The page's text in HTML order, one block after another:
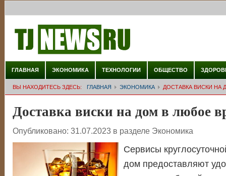
ГЛАВНАЯ ЭКОНОМИКА ТЕХНОЛОГИИ ОБЩЕСТВО
ВЫ НАХОДИТЕСЬ ЗДЕСЬ: ГЛАВНАЯ ЭКОНОМИКА ДОСТАВКА ВИСКИ НА
Доставка виски на дом в любое
Опубликовано: 31.07.2023 в разделе Экономика
Сервисы
дом предоставляют